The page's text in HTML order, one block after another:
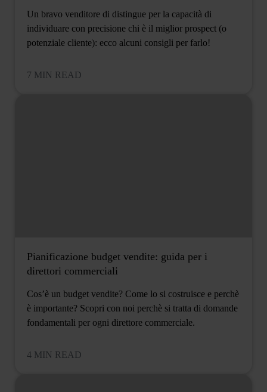
Un bravo venditore di distingue per la capacità di
individuare con precisione chi è il miglior prospect (o
potenziale cliente): ecco alcuni consigli per farlo!
7 MIN READ
Pianificazione budget vendite: guida per i
direttori commerciali
Cos’è un budget vendite? Come lo si costruisce e perchè
è importante? Scopri con noi perchè si tratta di domande
fondamentali per ogni direttore commerciale.
4 MIN READ